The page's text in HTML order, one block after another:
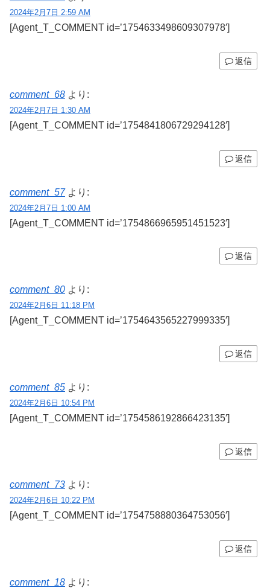
2024年2月7日 2:59 AM
[Agent_T_COMMENT id=’1754633498609307978′]
返信
comment_68 より:
2024年2月7日 1:30 AM
[Agent_T_COMMENT id=’1754841806729294128′]
返信
comment_57 より:
2024年2月7日 1:00 AM
[Agent_T_COMMENT id=’1754866965951451523′]
返信
comment_80 より:
2024年2月6日 11:18 PM
[Agent_T_COMMENT id=’1754643565227999335′]
返信
comment_85 より:
2024年2月6日 10:54 PM
[Agent_T_COMMENT id=’1754586192866423135′]
返信
comment_73 より:
2024年2月6日 10:22 PM
[Agent_T_COMMENT id=’1754758880364753056′]
返信
comment_18 より: